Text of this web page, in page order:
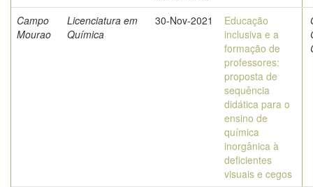
Campo
Mourao
Licenciatura em
Química
30-Nov-2021
Educação
inclusiva e a
formação de
professores:
proposta de
sequência
didática para o
ensino de
química
inorgânica à
deficientes
visuais e cegos